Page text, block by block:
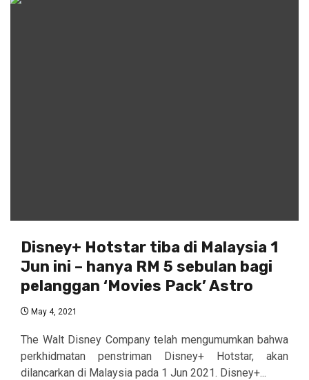
Disney+ Hotstar tiba di Malaysia 1
Jun ini – hanya RM 5 sebulan bagi
pelanggan ‘Movies Pack’ Astro
May 4, 2021
The Walt Disney Company telah mengumumkan bahwa
perkhidmatan penstriman Disney+ Hotstar, akan
dilancarkan di Malaysia pada 1 Jun 2021. Disney+...